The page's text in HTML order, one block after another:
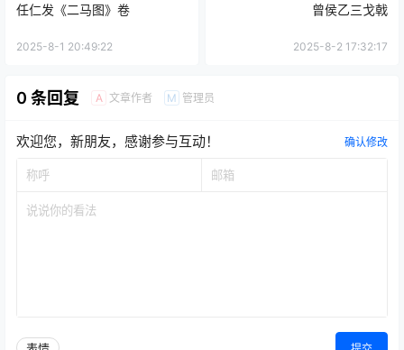
任仁发《二马图》卷
2025-8-1 20:49:22
曾侯乙三戈戟
2025-8-2 17:32:17
0 条回复 A 文章作者 M 管理员
欢迎您，新朋友，感谢参与互动！ 确认修改